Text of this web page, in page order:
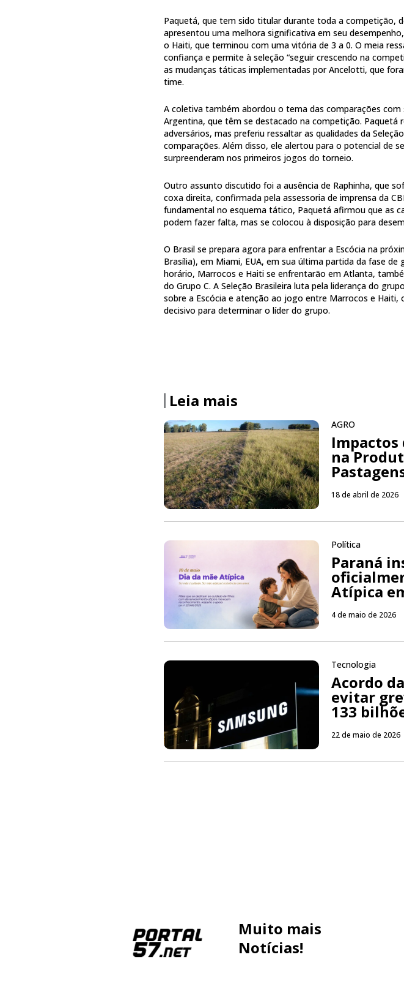
Paquetá, que tem sido titular durante toda a competição,
apresentou uma melhora significativa em seu
o Haiti, que terminou com uma vitória de 3 a 0. O meia
confiança e permite à seleção “seguir crescendo na
as mudanças táticas implementadas por Ancelotti, que
time.
A coletiva também abordou o tema das comparações com
Argentina, que têm se destacado na competição. Paquetá
adversários, mas preferiu ressaltar as qualidades da
comparações. Além disso, ele alertou para o potencial de
surpreenderam nos primeiros jogos do torneio.
Outro assunto discutido foi a ausência de Raphinha, que
coxa direita, confirmada pela assessoria de imprensa da
fundamental no esquema tático, Paquetá afirmou que as
podem fazer falta, mas se colocou à disposição para
O Brasil se prepara agora para enfrentar a Escócia na
Brasília), em Miami, EUA, em sua última partida da fase de
horário, Marrocos e Haiti se enfrentarão em Atlanta,
do Grupo C. A Seleção Brasileira luta pela liderança do
sobre a Escócia e atenção ao jogo entre Marrocos e Haiti,
decisivo para determinar o líder do grupo.
Leia mais
AGRO
Impactos
na
18 de abril de 2026
Política
Paraná
Atípica
4 de maio de 2026
Tecnologia
Acordo
evitar
133
22 de maio de 2026
Muito mais
Notícias!